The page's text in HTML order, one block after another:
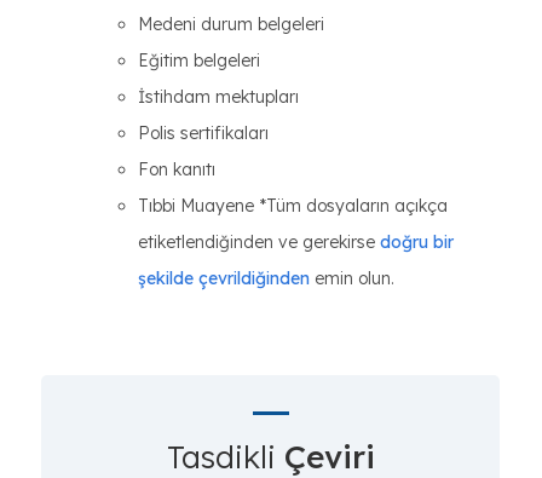
Medeni durum belgeleri
Eğitim belgeleri
İstihdam mektupları
Polis sertifikaları
Fon kanıtı
Tıbbi Muayene *Tüm dosyaların açıkça
etiketlendiğinden ve gerekirse doğru bir
şekilde çevrildiğinden emin olun.
Tasdikli Çeviri